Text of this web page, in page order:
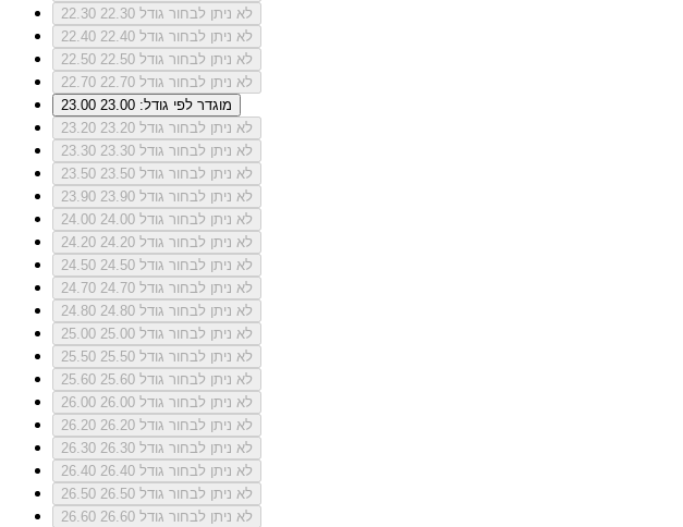
22.30
לא ניתן לבחור גודל 22.30
22.40
לא ניתן לבחור גודל 22.40
22.50
לא ניתן לבחור גודל 22.50
22.70
לא ניתן לבחור גודל 22.70
23.00
מוגדר לפי גודל: 23.00
23.20
לא ניתן לבחור גודל 23.20
23.30
לא ניתן לבחור גודל 23.30
23.50
לא ניתן לבחור גודל 23.50
23.90
לא ניתן לבחור גודל 23.90
24.00
לא ניתן לבחור גודל 24.00
24.20
לא ניתן לבחור גודל 24.20
24.50
לא ניתן לבחור גודל 24.50
24.70
לא ניתן לבחור גודל 24.70
24.80
לא ניתן לבחור גודל 24.80
25.00
לא ניתן לבחור גודל 25.00
25.50
לא ניתן לבחור גודל 25.50
25.60
לא ניתן לבחור גודל 25.60
26.00
לא ניתן לבחור גודל 26.00
26.20
לא ניתן לבחור גודל 26.20
26.30
לא ניתן לבחור גודל 26.30
26.40
לא ניתן לבחור גודל 26.40
26.50
לא ניתן לבחור גודל 26.50
26.60
לא ניתן לבחור גודל 26.60